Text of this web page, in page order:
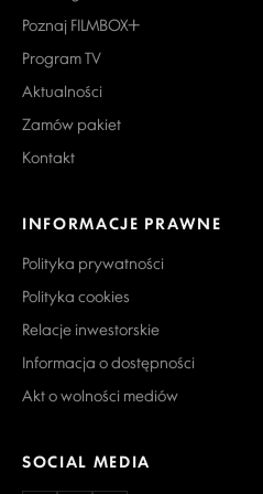
Poznaj FILMBOX+
Program TV
Aktualności
Zamów pakiet
Kontakt
INFORMACJE PRAWNE
Polityka prywatności
Polityka cookies
Relacje inwestorskie
Informacja o dostępności
Akt o wolności mediów
SOCIAL MEDIA